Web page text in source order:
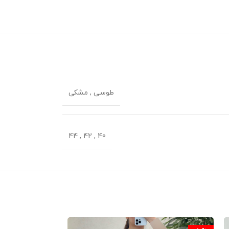
طوسی , مشکی
40
,
42
,
44